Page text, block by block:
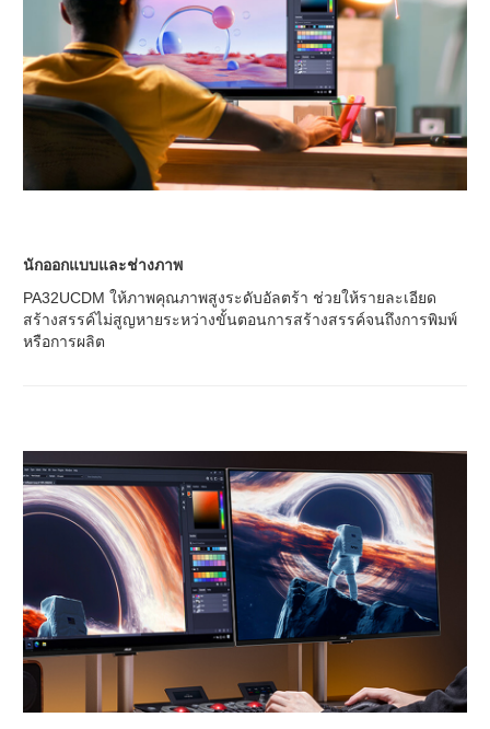
นักออกแบบและช่างภาพ
PA32UCDM ให้ภาพคุณภาพสูงระดับอัลตร้า ช่วยให้รายละเอียด
สร้างสรรค์ไม่สูญหายระหว่างขั้นตอนการสร้างสรรค์จนถึงการพิมพ์
หรือการผลิต